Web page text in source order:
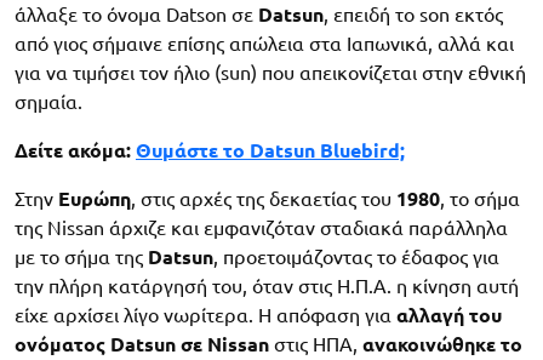
άλλαξε το όνομα Datson σε Datsun, επειδή το son εκτός
από γιος σήμαινε επίσης απώλεια στα Ιαπωνικά, αλλά και
για να τιμήσει τον ήλιο (sun) που απεικονίζεται στην εθνική
σημαία.
Δείτε ακόμα: Θυμάστε το Datsun Bluebird;
Στην Ευρώπη, στις αρχές της δεκαετίας του 1980, το σήμα
της Nissan άρχιζε και εμφανιζόταν σταδιακά παράλληλα
με το σήμα της Datsun, προετοιμάζοντας το έδαφος για
την πλήρη κατάργησή του, όταν στις Η.Π.Α. η κίνηση αυτή
είχε αρχίσει λίγο νωρίτερα. Η απόφαση για αλλαγή του
ονόματος Datsun σε Nissan στις ΗΠΑ, ανακοινώθηκε το